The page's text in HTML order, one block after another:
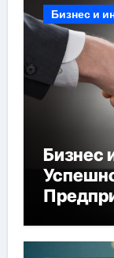
Бизнес и
Бизнес